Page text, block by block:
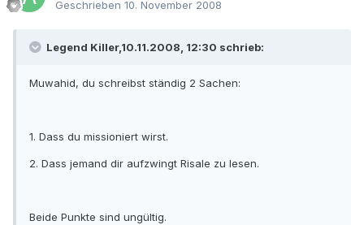
Geschrieben 10. November 2008
Legend Killer,10.11.2008, 12:30 schrieb:
Muwahid, du schreibst ständig 2 Sachen:
1. Dass du missioniert wirst.
2. Dass jemand dir aufzwingt Risale zu lesen.
Beide Punkte sind ungültig.